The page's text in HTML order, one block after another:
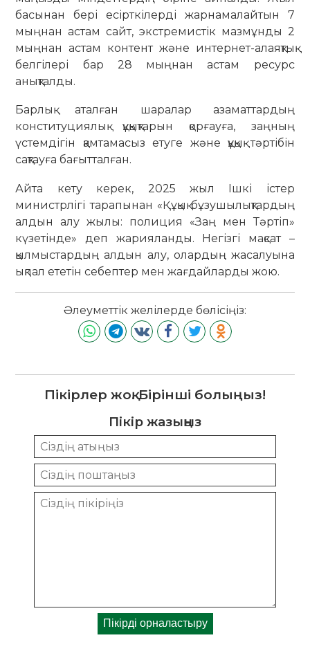
басынан бері есірткілерді жарнамалайтын 7
мыңнан астам сайт, экстремистік мазмұнды 2
мыңнан астам контент және интернет-алаяқтық
белгілері бар 28 мыңнан астам ресурс
анықталды.
Барлық аталған шаралар азаматтардың
конституциялық құқықтарын қорғауға, заңның
үстемдігін қамтамасыз етуге және құқық тәртібін
сақтауға бағытталған.
Айта кету керек, 2025 жыл Ішкі істер
министрлігі тарапынан «Құқық бұзушылықтардың
алдын алу жылы: полиция «Заң мен Тәртіп»
күзетінде» деп жарияланды. Негізгі мақсат –
қылмыстардың алдын алу, олардың жасалуына
ықпал ететін себептер мен жағдайларды жою.
Әлеуметтік желілерде бөлісіңіз:
Пікірлер жоқ. Бірінші болыңыз!
Пікір жазыңыз